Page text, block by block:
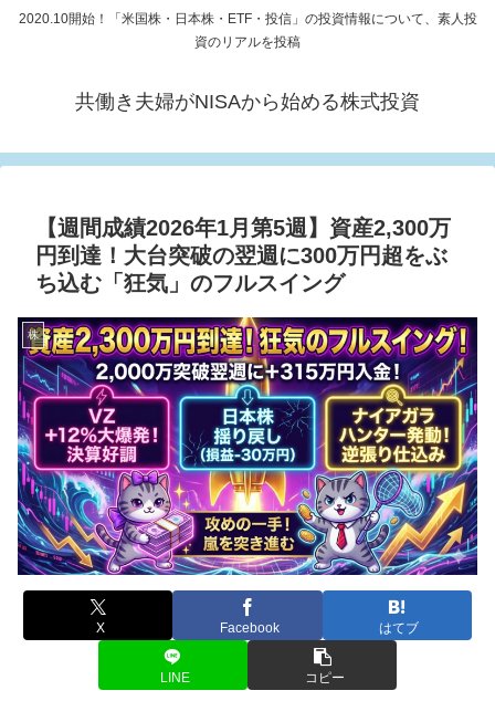
2020.10開始！「米国株・日本株・ETF・投信」の投資情報について、素人投
資のリアルを投稿
共働き夫婦がNISAから始める株式投資
【週間成績2026年1月第5週】資産2,300万
円到達！大台突破の翌週に300万円超をぶ
ち込む「狂気」のフルスイング
株
X Facebook はてブ
LINE コピー